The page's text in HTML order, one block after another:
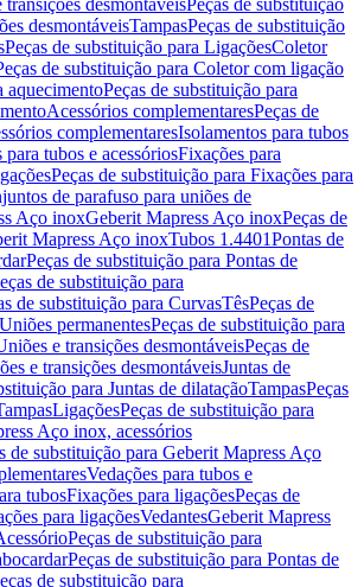
transições desmontáveisPeças de substituição
desmontáveisTampasPeças de substituição
Peças de substituição para LigaçõesColetor
de substituição para Coletor com ligação
aquecimentoPeças de substituição para
Acessórios complementaresPeças de
complementaresIsolamentos para tubos
para tubos e acessóriosFixações para
Peças de substituição para Fixações para
de parafuso para uniões de
Aço inoxGeberit Mapress Aço inoxPeças de
Mapress Aço inoxTubos 1.4401Pontas de
Peças de substituição para Pontas de
de substituição para
de substituição para CurvasTêsPeças de
Uniões permanentesPeças de substituição para
e transições desmontáveisPeças de
e transições desmontáveisJuntas de
para Juntas de dilataçãoTampasPeças
LigaçõesPeças de substituição para
Aço inox, acessórios
de substituição para Geberit Mapress Aço
Vedações para tubos e
tubosFixações para ligaçõesPeças de
para ligaçõesVedantesGeberit Mapress
Peças de substituição para
Peças de substituição para Pontas de
de substituição para